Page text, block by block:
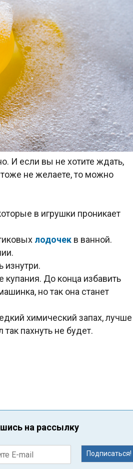
И если вы не хотите ждать,
не желаете, то можно
в игрушки проникает
лодочек в ванной.
изнутри.
купания. До конца избавить
но так она станет
химический запах, лучше
пахнуть не будет.
на рассылку
Подписаться!